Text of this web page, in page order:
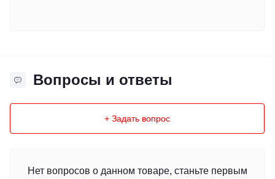
Вопросы и ответы
+ Задать вопрос
Нет вопросов о данном товаре, станьте первым